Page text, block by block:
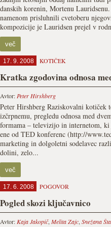
danskih korenin, Mortenu
namenom prisluhnili cvetoberu
kompozicije je Lauridsen prejel v
več
17. 9. 2008 KOTIČEK
Kratka zgodovina odnosa
Avtor: Peter Hirshberg
Peter Hirshberg Raziskovalni kotiček
izčrpnemu, pregledu odnosa med
formama – televizijo in internetom, ki
ene od TED konferenc (http://
marketing in dolgoletni sodelavec
dolini, zelo...
več
17. 6. 2008 POGOVOR
Pogled skozi ključavnico
Avtor: Kaja Jakopič, Melita Zajc, Snežana